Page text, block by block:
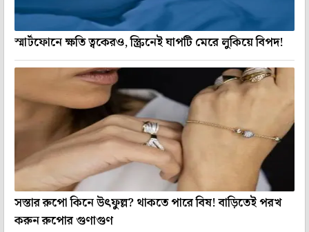
স্মার্টফোনে ক্ষতি ত্বকেরও, স্ক্রিনেই ঘাপটি মেরে লুকিয়ে বিপদ!
সস্তার রুপো কিনে উৎফুল্ল? থাকতে পারে বিষ! বাড়িতেই পরখ
করুন রুপোর গুণাগুণ